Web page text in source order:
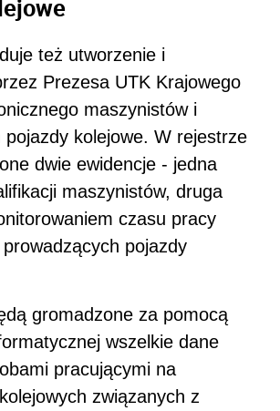
też utworzenie i
Prezesa UTK Krajowego
maszynistów i
pojazdy kolejowe. W rejestrze
dwie ewidencje - jedna
maszynistów, druga
czasu pracy
pojazdy
gromadzone za pomocą
wszelkie dane
pracującymi na
związanych z